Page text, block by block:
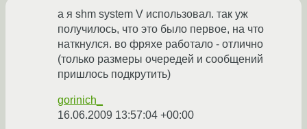
а я shm system V использовал. так уж
получилось, что это было первое, на что
наткнулся. во фряхе работало - отлично
(только размеры очередей и сообщений
пришлось подкрутить)
gorinich_
16.06.2009 13:57:04 +00:00